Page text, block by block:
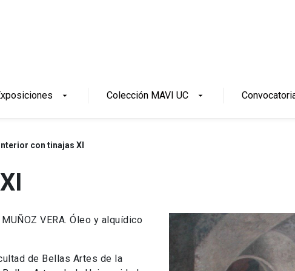
arrow_drop_down Colección MAVI UC arrow_drop_down
con tinajas XI
VERA. Óleo y alquídico
de Bellas Artes de la